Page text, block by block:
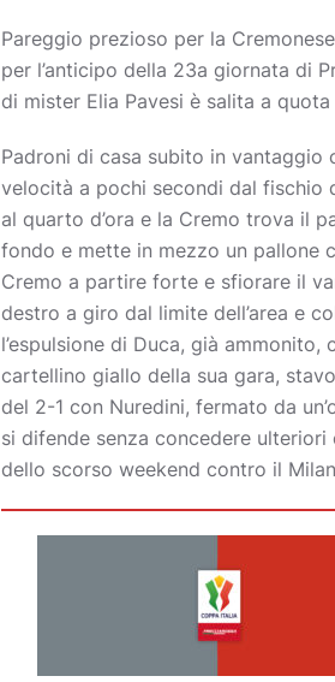
Pareggio prezioso per la
per l’anticipo della 23a giornata di
di mister Elia Pavesi è salita a
Padroni di casa subito in vantaggio
velocità a pochi secondi dal fischio
al quarto d’ora e la Cremo trova il
fondo e mette in mezzo un pallone
Cremo a partire forte e sfiorare il
destro a giro dal limite dell’area e
l’espulsione di Duca, già
cartellino giallo della sua gara,
del 2-1 con Nuredini, fermato da
si difende senza concedere
dello scorso weekend contro il